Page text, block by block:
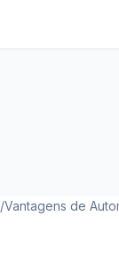
/Vantagens de